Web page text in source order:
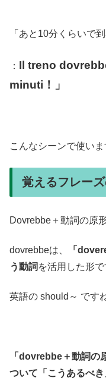
「あと10分くらいで
： Il treno
minuti！」
こんなシーンで使いま
覚えるフレー
Dovrebbe＋動詞の原
dovrebbeは、
「
う動詞 を活用した形で
英語の should～ です
「dovrebbe＋動詞の
ついて「こうあるべ